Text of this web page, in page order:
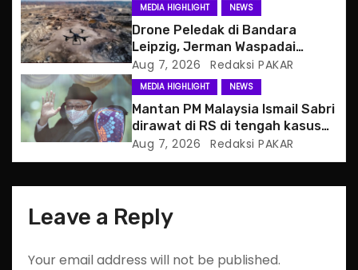
i
o
n
MEDIA HIGHLIGHT NEWS
Drone Peledak di Bandara
Leipzig, Jerman Waspadai
Serangan Hibrida Rusia
Aug 7, 2026 Redaksi PAKAR
MEDIA HIGHLIGHT NEWS
Mantan PM Malaysia Ismail Sabri
dirawat di RS di tengah kasus
hukum
Aug 7, 2026 Redaksi PAKAR
Leave a Reply
Your email address will not be published.